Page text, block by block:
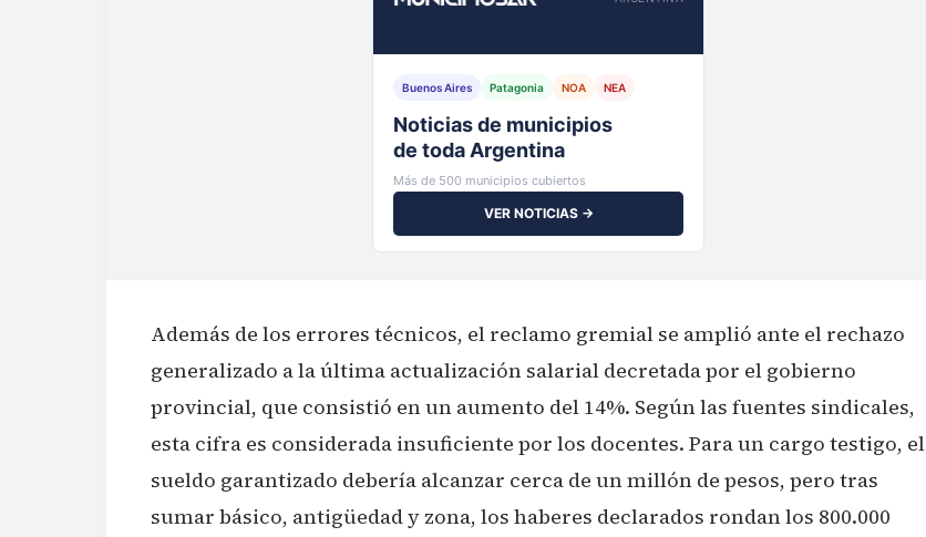
Buenos Aires Patagonia NOA NEA
Tu municipio,
al instante
Más de 500 municipios cubiertos
VER NOTICIAS →
Además de los errores técnicos, el reclamo gremial se amplió ante el rechazo
generalizado a la última actualización salarial decretada por el gobierno
provincial, que consistió en un aumento del 14%. Según las fuentes sindicales,
esta cifra es considerada insuficiente por los docentes. Para un cargo testigo, el
sueldo garantizado debería alcanzar cerca de un millón de pesos, pero tras
sumar básico, antigüedad y zona, los haberes declarados rondan los 800.000